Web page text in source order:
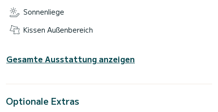
Sonnenliege
Kissen Außenbereich
Gesamte Ausstattung anzeigen
Optionale Extras